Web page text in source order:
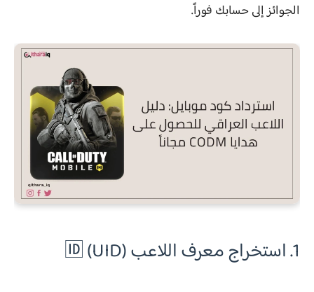
الجوائز إلى حسابك فوراً.
1. استخراج معرف اللاعب (UID) 🆔